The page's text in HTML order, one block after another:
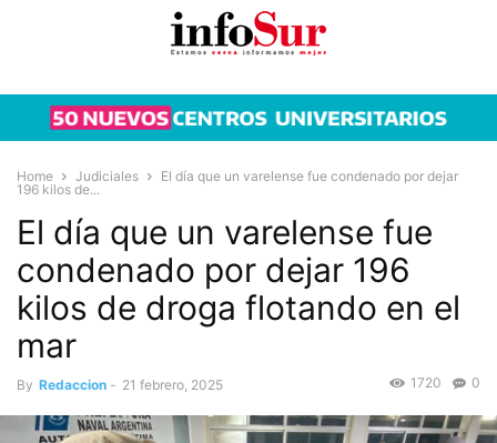
Home Judiciales
El día que un varelense fue condenado por dejar
196 kilos de...
El día que un varelense fue
condenado por dejar 196
kilos de droga flotando en el
mar
By Redaccion - 21 febrero, 2025 0
1720